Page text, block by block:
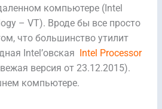
компьютере (Intel
– VT). Вроде бы все просто
что большинство утилит
Intel’овская
Intel Processor
версия от 23.12.2015).
компьютере.